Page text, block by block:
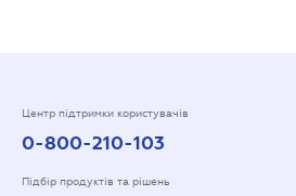
Центр підтримки користувачів
0-800-210-103
Підбір продуктів та рішень